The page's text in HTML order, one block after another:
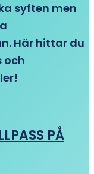
syften men
Här hittar du
och
PÅ